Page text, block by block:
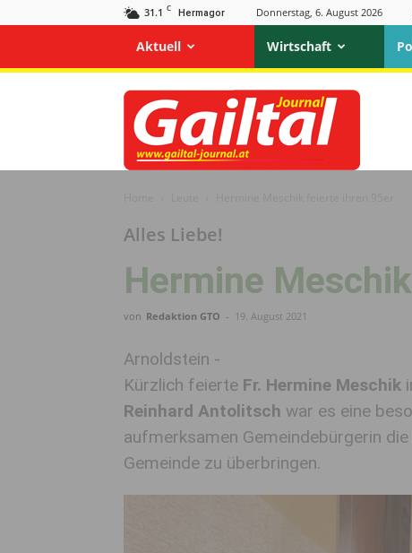
31.1 C Hermagor Donnerstag, 6. August 2026
Aktuell Wirtschaft
Gailtal
Journal
Alles Liebe!
Hermine
von Redaktion GTO - 19. August 2021
Arnoldstein -
Kürzlich feierte Fr. Hermine Meschik
Reinhard Antolitsch war es eine
aufmerksamen Gemeindebürgerin
Gemeinde zu überbringen.